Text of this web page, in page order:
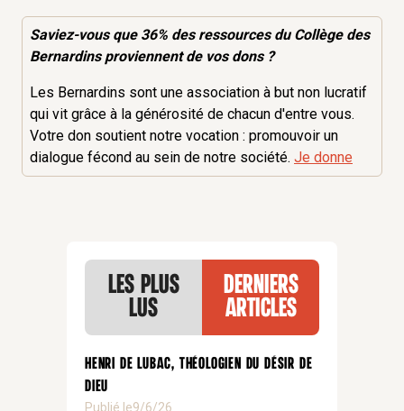
Saviez-vous que 36% desressourcesdu Collège des
Bernardins proviennent de vos dons ?
Les Bernardins sont une association à but non lucratif
qui vit grâce à la générosité de chacun d'entre vous.
Votre don soutient notre vocation : promouvoir un
dialogue fécond au sein de notre société. Je donne
Les plus
lus
Derniers
articles
Henri de Lubac, théologien du désir de
Dieu
Publié le9/6/26